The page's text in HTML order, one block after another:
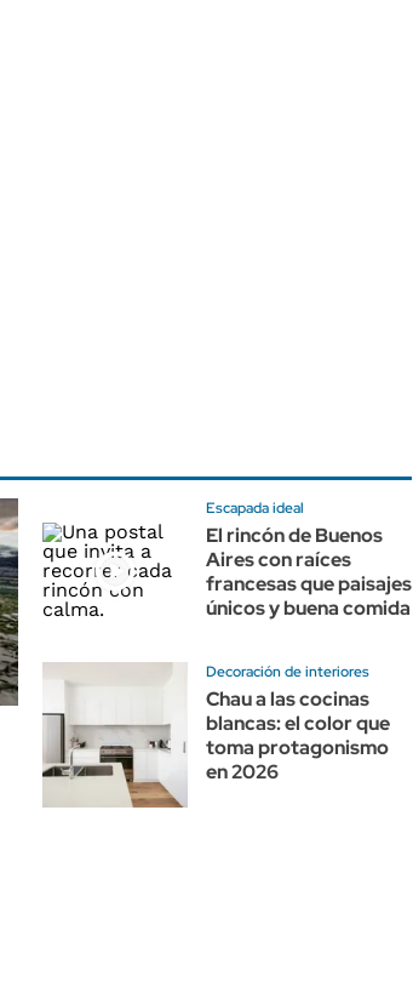
Escapada ideal
El rincón de Buenos
Aires con raíces
francesas que paisajes
únicos y buena comida
Decoración de interiores
Chau a las cocinas
blancas: el color que
toma protagonismo
en 2026